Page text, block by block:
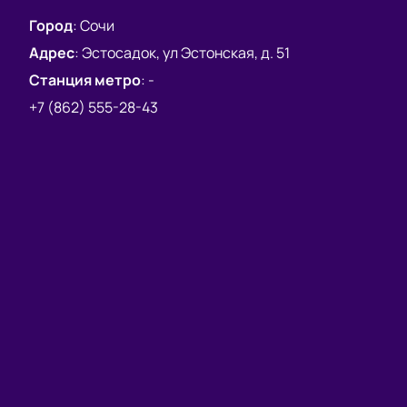
«КняZz» 4 января в «R-Арена» на нашем сайте
прямо сейчас! Вместе мы создадим неповторимую
атмосферу и отметим солидную дату творчества
Андрея Князева! Ждем вас!
Город:Сочи
Адрес:Эстосадок, ул Эстонская, д. 51
Станция метро: -
+7 (862) 555-28-43